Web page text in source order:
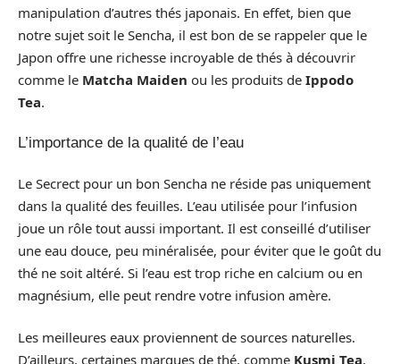
manipulation d’autres thés japonais. En effet, bien que
notre sujet soit le Sencha, il est bon de se rappeler que le
Japon offre une richesse incroyable de thés à découvrir
comme le Matcha Maiden ou les produits de Ippodo
Tea.
L’importance de la qualité de l’eau
Le Secrect pour un bon Sencha ne réside pas uniquement
dans la qualité des feuilles. L’eau utilisée pour l’infusion
joue un rôle tout aussi important. Il est conseillé d’utiliser
une eau douce, peu minéralisée, pour éviter que le goût du
thé ne soit altéré. Si l’eau est trop riche en calcium ou en
magnésium, elle peut rendre votre infusion amère.
Les meilleures eaux proviennent de sources naturelles.
D’ailleurs, certaines marques de thé, comme Kusmi Tea,